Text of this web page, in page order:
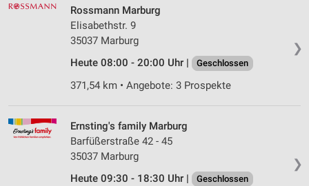
❯
Rossmann Marburg
Elisabethstr. 9
35037 Marburg
Heute 08:00 - 20:00 Uhr |
Geschlossen
371,54 km • Angebote: 3 Prospekte
❯
Ernsting's family Marburg
Barfüßerstraße 42 - 45
35037 Marburg
Heute 09:30 - 18:30 Uhr |
Geschlossen